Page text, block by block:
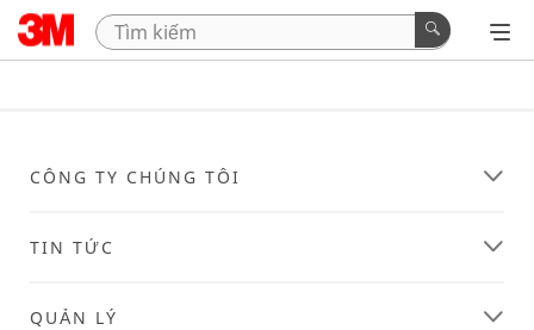
CÔNG TY CHÚNG TÔI
TIN TỨC
QUẢN LÝ